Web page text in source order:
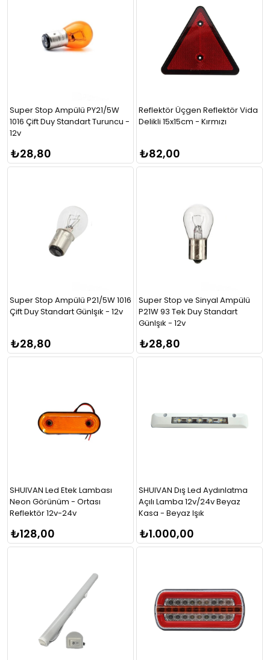
Super Stop Ampülü PY21/5W
1016 Çift Duy Standart Turuncu -
12v
₺28,80
Reflektör Üçgen Reflektör Vida
Delikli 15x15cm - Kırmızı
₺82,00
Super Stop Ampülü P21/5W 1016
Çift Duy Standart GünIşık - 12v
₺28,80
Super Stop ve Sinyal Ampülü
P21W 93 Tek Duy Standart
GünIşık - 12v
₺28,80
SHUIVAN Led Etek Lambası
Neon Görünüm - Ortası
Reflektör 12v-24v
₺128,00
SHUIVAN Dış Led Aydınlatma
Açılı Lamba 12v/24v Beyaz
Kasa - Beyaz Işık
₺1.000,00